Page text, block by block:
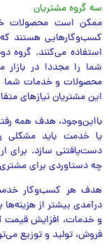
سه گروه مشتریان
ممکن است محصولات
کسب‌و‌کارهایی هستند
استفاده می‌کنند.
شما را مجددا در
محصولات و خدمات شما
این مشتریان نیازهای
بااین‌وجود، هدف همه
یا خدمت باید مشکلی
دست‌یافتنی سازد. برای
چه دستاوردی برای
هدف هر کسب‌و‌کار
درآمدی بیشتر از
و خدمات، افزایش قیمت
فروش، تولید و توزیع